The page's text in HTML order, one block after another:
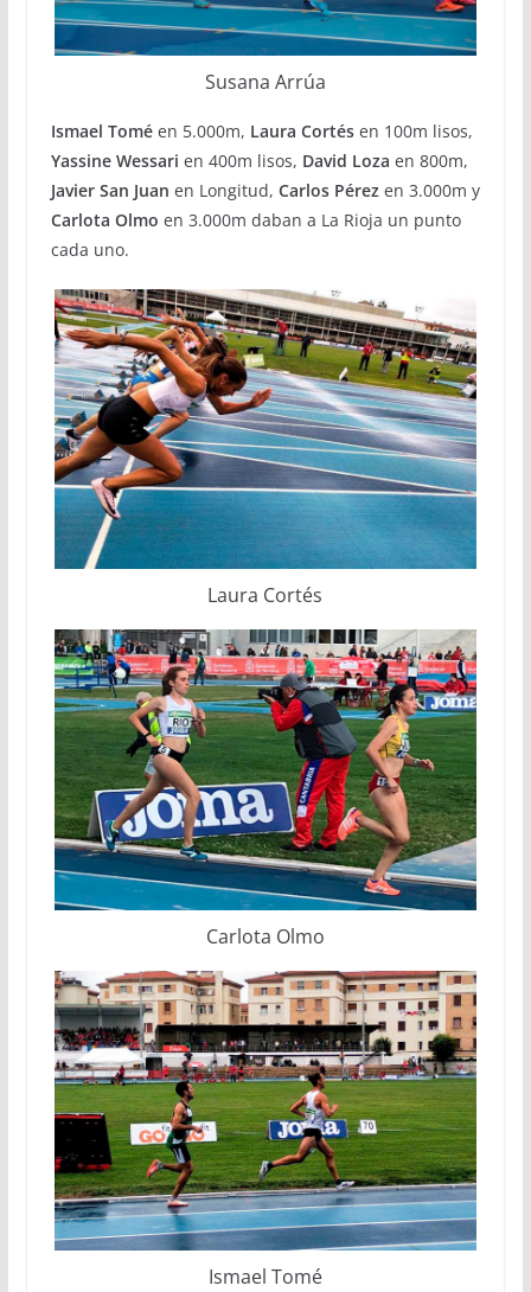
Susana Arrúa
Ismael Toméen 5.000m, Laura Cortésen 100m lisos,
Yassine Wessari en 400m lisos, David Loza en 800m,
Javier San Juan en Longitud, Carlos Pérezen 3.000m y
Carlota Olmo en 3.000m daban a La Rioja un punto
cada uno.
Laura Cortés
Carlota Olmo
Ismael Tomé